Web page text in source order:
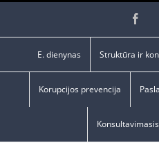
E. dienynas Struktūra ir
Korupcijos prevencija